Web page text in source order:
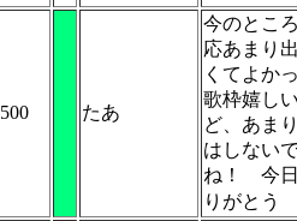
たあ
今のとこ
応あまり
くてよか
歌枠嬉し
ど、あま
はしない
ね！ 今
りがとう